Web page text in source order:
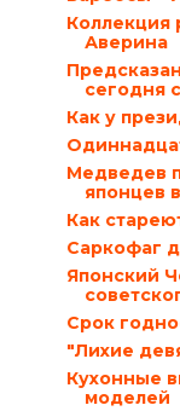
Коллекция
Аверина
сегодня
Как у
Медведев
японцев
Как
Саркофаг
Японский
Срок
"Лихие
Кухонные
моделей